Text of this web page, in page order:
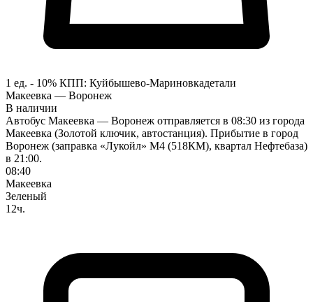
1 ед. - 10% КПП: Куйбышево-Мариновкадетали
Макеевка — Воронеж
В наличии
Автобус Макеевка — Воронеж отправляется в 08:30 из города
Макеевка (Золотой ключик, автостанция). Прибытие в город
Воронеж (заправка «Лукойл» М4 (518КМ), квартал Нефтебаза)
в 21:00.
08:40
Макеевка
Зеленый
12ч.